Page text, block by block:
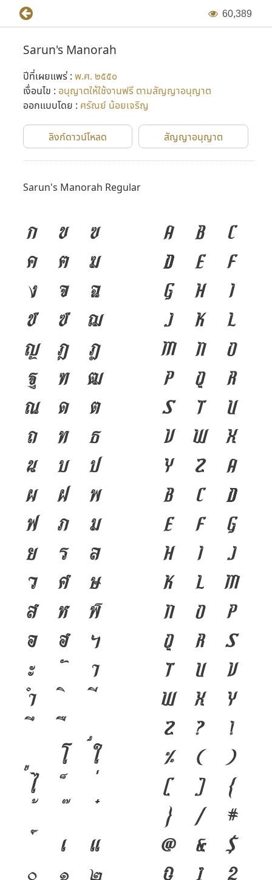
60,389
Sarun's Manorah
ปีที่เผยแพร่ : พ.ศ. ๒๕๕๐
เงื่อนไข : อนุญาตให้ใช้งานฟรี ตามสัญญาอนุญาต
ออกแบบโดย : ศรัณย์ น้อยเจริญ
ลิงก์ดาวน์โหลด สัญญาอนุญาต
Sarun's Manorah Regular
ก ข
ฃ
ค
ฅ
ฆ
ง
จ
ฉ
ช
ซ ฌ
ญ ฎ
ฏ
ฐ
ฑ ฒ
ณ ด
ต
ถ
ท
ธ
น
บ
ป
ผ ฝ พ
ฟ
ภ
ม
ย
ร
ล
ว
ศ ษ
ส
ห ฬ
อ
ฮ
ฯ
ะ
า
ำ
โ
ใ
ไ
เ
แ
A B
C
D
E
F
G
H
I
J
K
L
M N
O
P
Q
R
S
T
U
V W X
Y
Z
a
b
c
d
e
f
g
h
i
j
k
l
m
n
o
p
q
r
s
t
u
v
w x
y
z
?
!
%
(
)
[
]
{
}
/
#
@ &
$